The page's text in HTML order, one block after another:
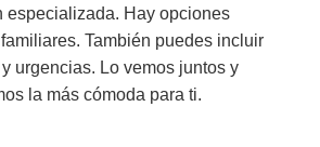
especializada. Hay opciones
También puedes incluir
urgencias. Lo vemos juntos y
la más cómoda para ti.